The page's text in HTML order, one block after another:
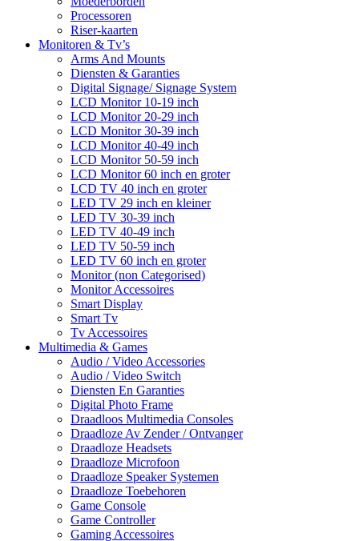
Processoren
Riser-kaarten
Monitoren & Tv’s
Arms And Mounts
Diensten & Garanties
Digital Signage/ Signage System
LCD Monitor 10-19 inch
LCD Monitor 20-29 inch
LCD Monitor 30-39 inch
LCD Monitor 40-49 inch
LCD Monitor 50-59 inch
LCD Monitor 60 inch en groter
LCD TV 40 inch en groter
LED TV 29 inch en kleiner
LED TV 30-39 inch
LED TV 40-49 inch
LED TV 50-59 inch
LED TV 60 inch en groter
Monitor (non Categorised)
Monitor Accessoires
Smart Display
Smart Tv
Tv Accessoires
Multimedia & Games
Audio / Video Accessories
Audio / Video Switch
Diensten En Garanties
Digital Photo Frame
Draadloos Multimedia Consoles
Draadloze Av Zender / Ontvanger
Draadloze Headsets
Draadloze Microfoon
Draadloze Speaker Systemen
Draadloze Toebehoren
Game Console
Game Controller
Gaming Accessoires